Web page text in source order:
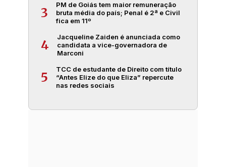
3
PM de Goiás tem maior remuneração
bruta média do país; Penal é 2ª e Civil
fica em 11º
4
Jacqueline Zaiden é anunciada como
candidata a vice-governadora de
Marconi
5
TCC de estudante de Direito com título
“Antes Elize do que Eliza” repercute
nas redes sociais